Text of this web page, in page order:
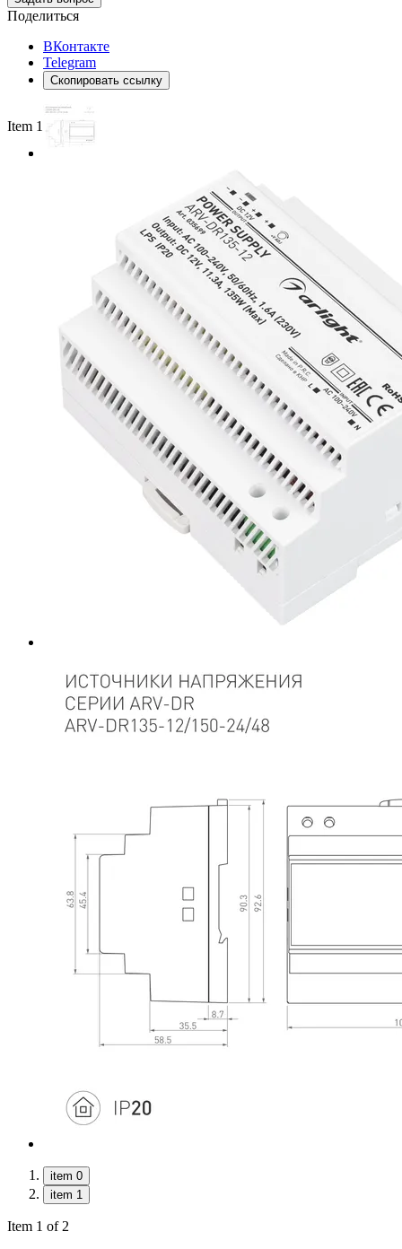
Поделиться
ВКонтакте
Telegram
Скопировать ссылку
Item 1 of 2
item 0
item 1
Item 1 of 2